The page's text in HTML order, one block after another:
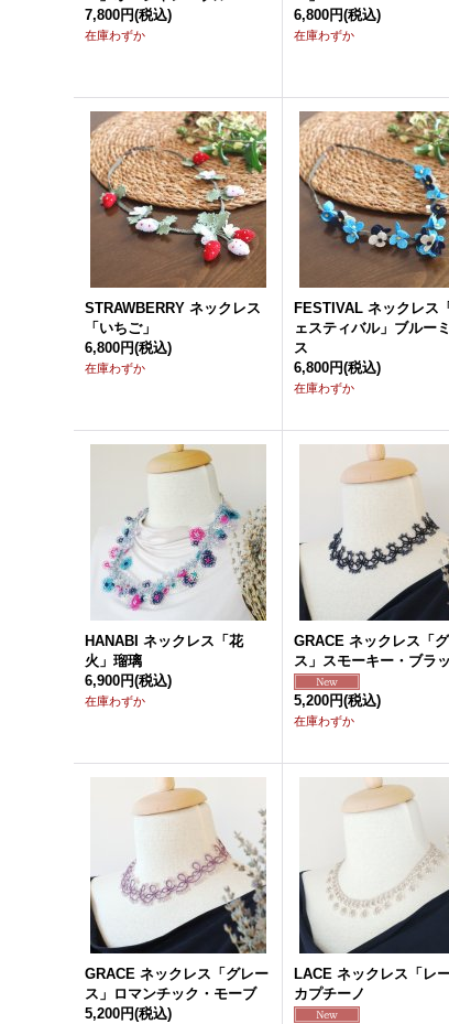
7,800円(税込)
在庫わずか
6,800円(税込)
在庫わずか
STRAWBERRY ネックレス
「いちご」
6,800円(税込)
在庫わずか
FESTIVAL ネックレス
ェスティバル」ブルー
ス
6,800円(税込)
在庫わずか
HANABI ネックレス「花
火」瑠璃
6,900円(税込)
在庫わずか
GRACE ネックレス「
ス」スモーキー・ブラ
5,200円(税込)
在庫わずか
GRACE ネックレス「グレー
ス」ロマンチック・モーブ
5,200円(税込)
LACE ネックレス「レー
カプチーノ